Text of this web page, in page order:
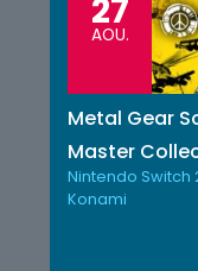
27
AOU.
Metal Gear
Master
Nintendo Switch
Konami